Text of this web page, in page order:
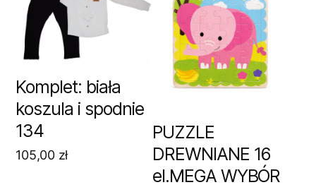
Komplet: biała
koszula i spodnie
134
105,00 zł
PUZZLE
DREWNIANE 16
el.MEGA WYBÓR